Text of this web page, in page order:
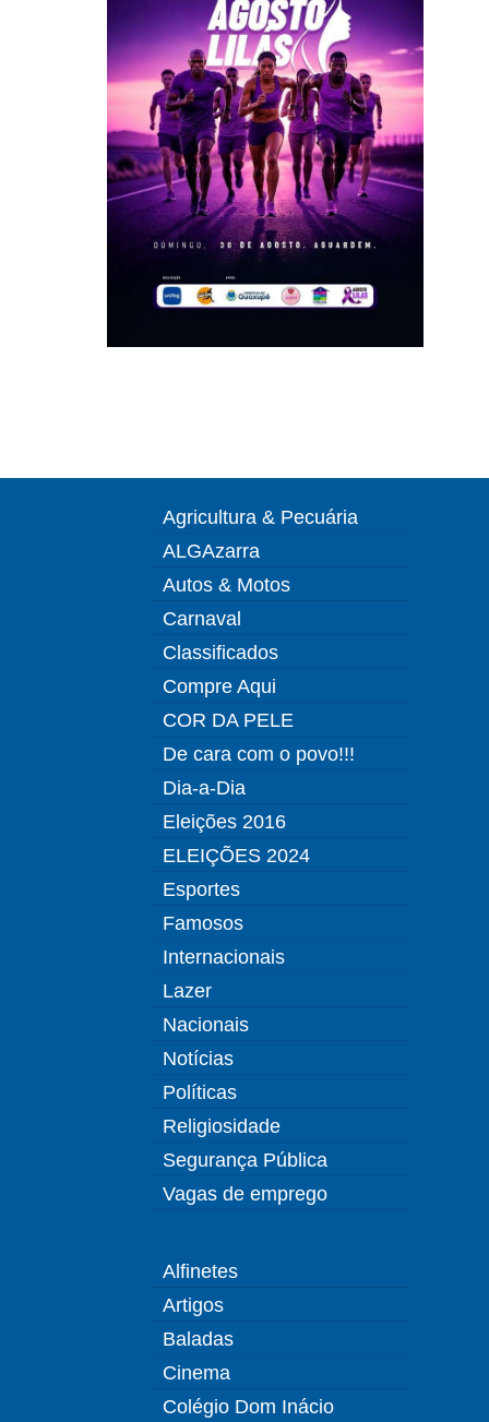
Agricultura & Pecuária
ALGAzarra
Autos & Motos
Carnaval
Classificados
Compre Aqui
COR DA PELE
De cara com o povo!!!
Dia-a-Dia
Eleições 2016
ELEIÇÕES 2024
Esportes
Famosos
Internacionais
Lazer
Nacionais
Notícias
Políticas
Religiosidade
Segurança Pública
Vagas de emprego
Alfinetes
Artigos
Baladas
Cinema
Colégio Dom Inácio